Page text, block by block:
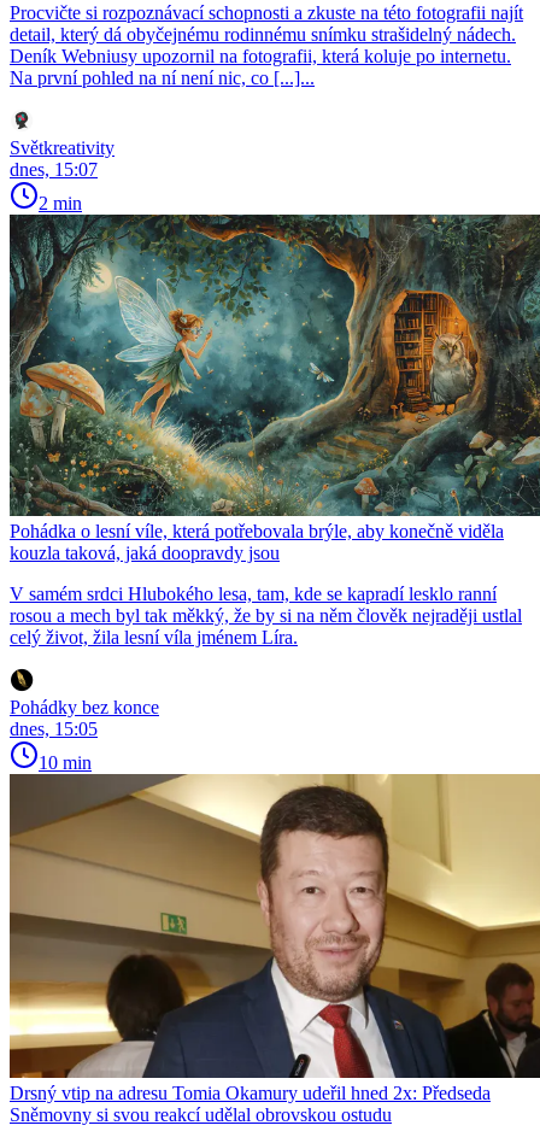
Procvičte si rozpoznávací schopnosti a zkuste na této fotografii najít
detail, který dá obyčejnému rodinnému snímku strašidelný nádech.
Deník Webniusy upozornil na fotografii, která koluje po internetu.
Na první pohled na ní není nic, co [...]...
Světkreativity
dnes, 15:07
2 min
Pohádka o lesní víle, která potřebovala brýle, aby konečně viděla
kouzla taková, jaká doopravdy jsou
V samém srdci Hlubokého lesa, tam, kde se kapradí lesklo ranní
rosou a mech byl tak měkký, že by si na něm člověk nejraději ustlal
celý život, žila lesní víla jménem Líra.
Pohádky bez konce
dnes, 15:05
10 min
Drsný vtip na adresu Tomia Okamury udeřil hned 2x: Předseda
Sněmovny si svou reakcí udělal obrovskou ostudu